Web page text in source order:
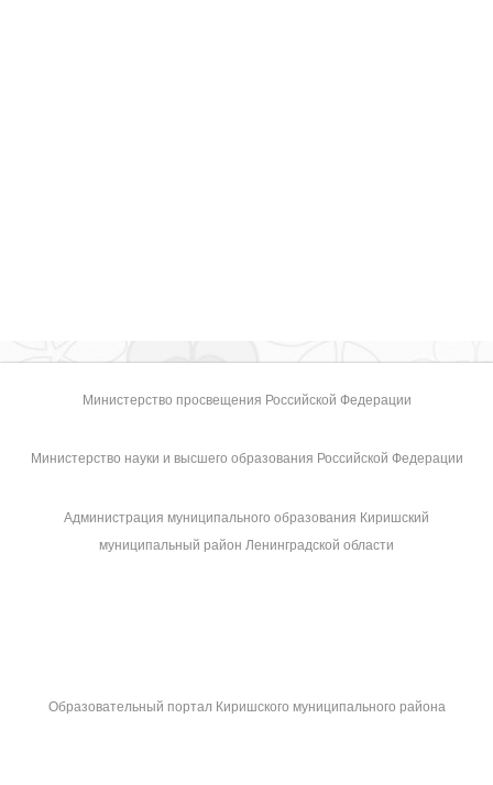
Министерство просвещения Российской Федерации
Министерство науки и высшего образования Российской Федерации
Администрация муниципального образования Киришский
муниципальный район Ленинградской области
Образовательный портал Киришского муниципального района